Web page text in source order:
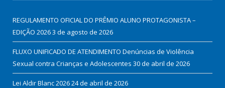
REGULAMENTO OFICIAL DO PRÊMIO ALUNO PROTAGONISTA –
EDIÇÃO 20263 de agosto de 2026
FLUXO UNIFICADO DE ATENDIMENTO Denúncias de Violência
Sexual contra Crianças e Adolescentes 30 de abril de 2026
Lei Aldir Blanc 202624 de abril de 2026